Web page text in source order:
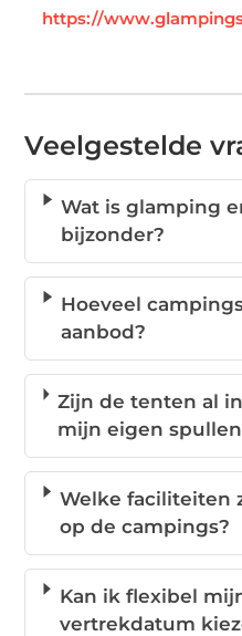
https://
Veelgestelde
Wat is glamping
bijzonder?
Hoeveel
aanbod?
Zijn de tenten al
mijn eigen
Welke faciliteiten
op de campings?
Kan ik flexibel
vertrekdatum